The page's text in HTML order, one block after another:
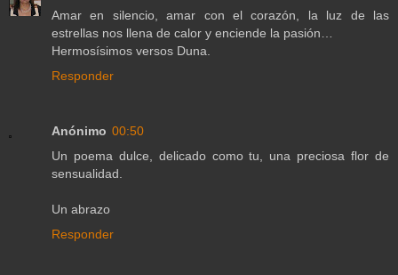
Amar en silencio, amar con el corazón, la luz de las
estrellas nos llena de calor y enciende la pasión…
Hermosísimos versos Duna.
Responder
Anónimo 00:50
Un poema dulce, delicado como tu, una preciosa flor de
sensualidad.
Un abrazo
Responder